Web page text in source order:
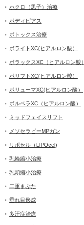
ホクロ（黒子）治療
ボディピアス
ボトックス治療
ボライトXC(ヒアルロン酸）
ボラックスXC（ヒアルロン酸）
ボリフトXC(ヒアルロン酸）
ボリューマXC(ヒアルロン酸）
ボルベラXC（ヒアルロン酸）
ミッドフェイスリフト
メソセラピーMPガン
リポセル（LIPOcel)
乳輪縮小治療
乳頭縮小治療
二重まぶた
垂れ目形成
多汗症治療